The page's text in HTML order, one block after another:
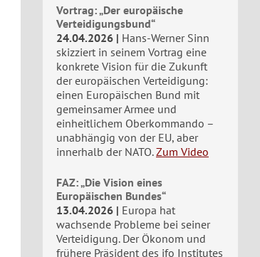
Vortrag: „Der europäische
Verteidigungsbund“
24.04.2026
Hans-Werner Sinn
skizziert in seinem Vortrag eine
konkrete Vision für die Zukunft
der europäischen Verteidigung:
einen Europäischen Bund mit
gemeinsamer Armee und
einheitlichem Oberkommando –
unabhängig von der EU, aber
innerhalb der NATO. Zum Video
FAZ: „Die Vision eines
Europäischen Bundes“
13.04.2026
Europa hat
wachsende Probleme bei seiner
Verteidigung. Der Ökonom und
frühere Präsident des ifo Institutes